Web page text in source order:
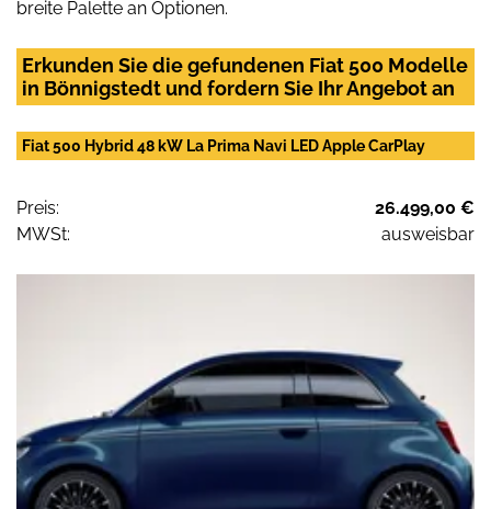
breite Palette an Optionen.
Erkunden Sie die gefundenen Fiat 500 Modelle
in Bönnigstedt und fordern Sie Ihr Angebot an
Fiat 500 Hybrid 48 kW La Prima Navi LED Apple CarPlay
Preis:
26.499,00 €
MWSt:
ausweisbar